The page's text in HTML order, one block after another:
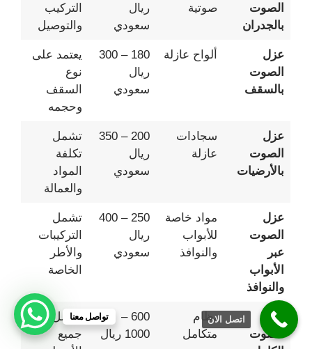
الصوت
بالجدران
صوتية
ريال
سعودي
التركيب
والتوصيل
عزل
الصوت
بالسقف
ألواح عازلة
180 – 300
ريال
سعودي
يعتمد على
نوع
السقف
وحجمه
عزل
الصوت
بالأرضيات
سجادات
عازلة
200 – 350
ريال
سعودي
تشمل
تكلفة
المواد
والعمالة
عزل
الصوت
عبر
الأبواب
والنوافذ
مواد خاصة
للأبواب
والنوافذ
250 – 400
ريال
سعودي
تشمل
التركيبات
والأطر
الخاصة
عزل
الصوت
نظام
متكامل
600 –
1000 ريال
يشمل
جميع
تواصل معنا اتصل الان